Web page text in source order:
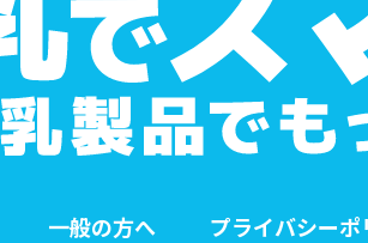
一般の方へ プライバシーポ